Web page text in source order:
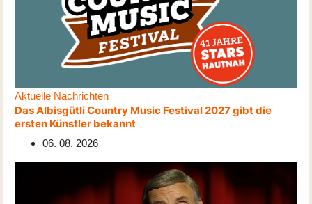
Aktuelle Nachrichten
Das Albisgütli Country Music Festival 2027 gibt die
ersten Künstler bekannt
06. 08. 2026